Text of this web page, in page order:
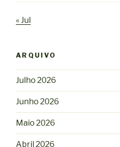
« Jul
ARQUIVO
Julho 2026
Junho 2026
Maio 2026
Abril 2026